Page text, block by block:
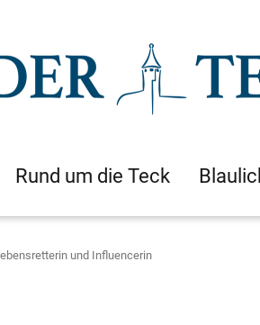
Rund um die Teck
und Influencerin